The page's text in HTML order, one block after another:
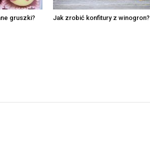
gruszki? Jak zrobić konfitury z winogron?